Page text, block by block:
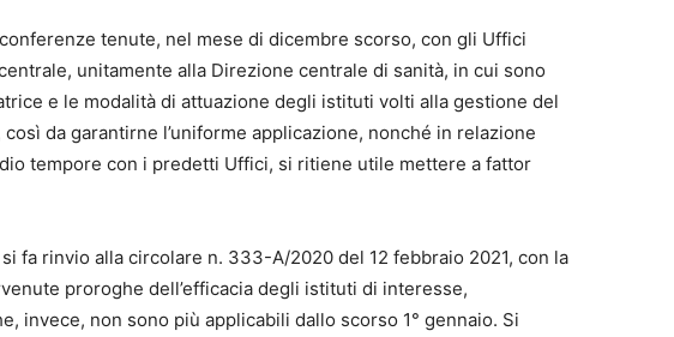
tenute, nel mese di dicembre scorso, con gli Uffici
unitamente alla Direzione centrale di sanità, in cui sono
e le modalità di attuazione degli istituti volti alla gestione del
da garantirne l’uniforme applicazione, nonché in relazione
tempore con i predetti Uffici, si ritiene utile mettere a fattor
fa rinvio alla circolare n. 333-A/2020 del 12 febbraio 2021, con la
proroghe dell’efficacia degli istituti di interesse,
invece, non sono più applicabili dallo scorso 1° gennaio. Si